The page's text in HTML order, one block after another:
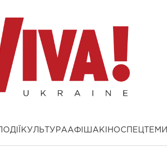
ПОДІЇ КУЛЬТУРААФІША КІНОСПЕЦТЕМИ